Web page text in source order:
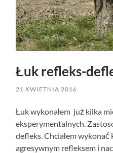
Łuk refleks-
21 KWIETNIA 2016
Łuk wykonałem już kilka
eksperymentalnych.
defleks. Chciałem wykonać
agresywnym refleksem i